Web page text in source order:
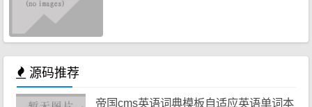
源码推荐
帝国cms英语词典模板自适应英语单词本